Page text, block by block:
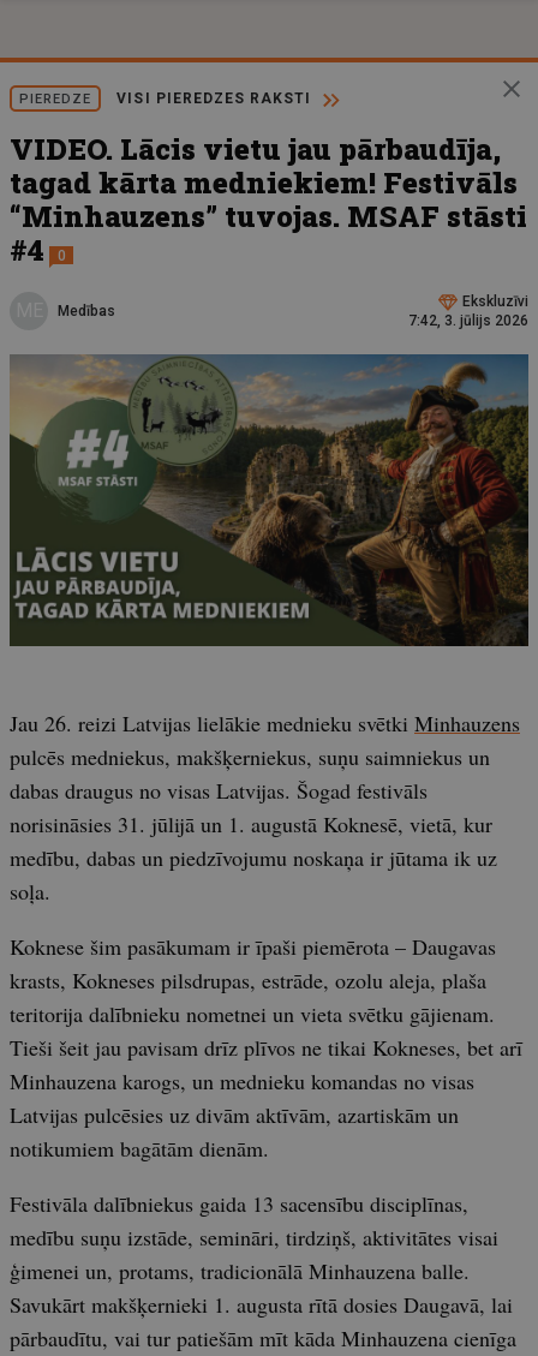
PIEREDZE VISI PIEREDZES RAKSTI
VIDEO. Lācis vietu jau pārbaudīja,
tagad kārta medniekiem! Festivāls
“Minhauzens” tuvojas. MSAF stāsti
#4
0
Medības
Ekskluzīvi
7:42, 3. jūlijs 2026
Jau 26. reizi Latvijas lielākie mednieku svētki Minhauzens
pulcēs medniekus, makšķerniekus, suņu saimniekus un
dabas draugus no visas Latvijas. Šogad festivāls
norisināsies 31. jūlijā un 1. augustā Koknesē, vietā, kur
medību, dabas un piedzīvojumu noskaņa ir jūtama ik uz
soļa.
Koknese šim pasākumam ir īpaši piemērota – Daugavas
krasts, Kokneses pilsdrupas, estrāde, ozolu aleja, plaša
teritorija dalībnieku nometnei un vieta svētku gājienam.
Tieši šeit jau pavisam drīz plīvos ne tikai Kokneses, bet arī
Minhauzena karogs, un mednieku komandas no visas
Latvijas pulcēsies uz divām aktīvām, azartiskām un
notikumiem bagātām dienām.
Festivāla dalībniekus gaida 13 sacensību disciplīnas,
medību suņu izstāde, semināri, tirdziņš, aktivitātes visai
ģimenei un, protams, tradicionālā Minhauzena balle.
Savukārt makšķernieki 1. augusta rītā dosies Daugavā, lai
pārbaudītu, vai tur patiešām mīt kāda Minhauzena cienīga